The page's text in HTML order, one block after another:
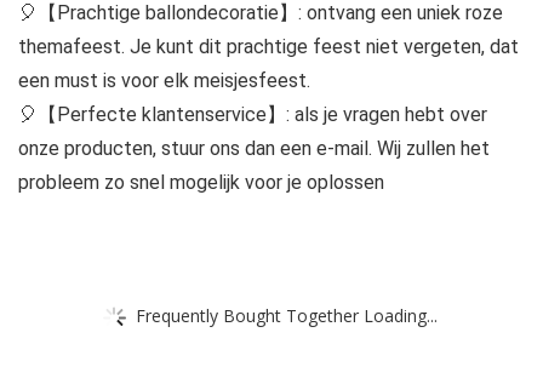
🎈【Prachtige ballondecoratie】: ontvang een uniek roze
themafeest. Je kunt dit prachtige feest niet vergeten, dat
een must is voor elk meisjesfeest.
🎈【Perfecte klantenservice】: als je vragen hebt over
onze producten, stuur ons dan een e-mail. Wij zullen het
probleem zo snel mogelijk voor je oplossen
Frequently Bought Together Loading...